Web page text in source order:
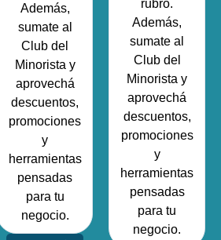
Además,
sumate al
Club del
Minorista y
aprovechá
descuentos,
promociones
y
herramientas
pensadas
para tu
negocio.
rubro.
Además,
sumate al
Club del
Minorista y
aprovechá
descuentos,
promociones
y
herramientas
pensadas
para tu
negocio.